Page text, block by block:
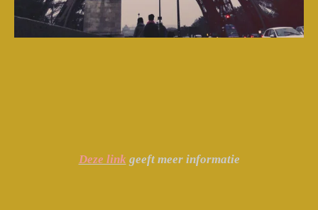
Deze link geeft meer informatie